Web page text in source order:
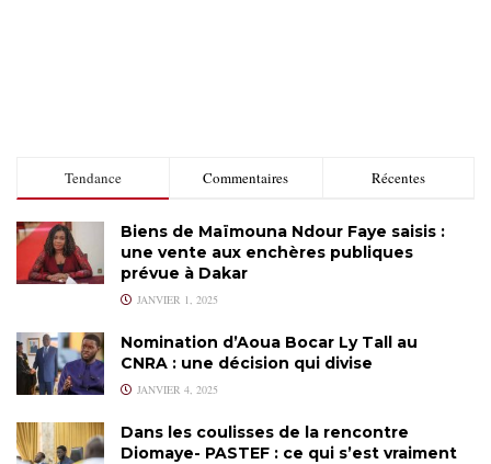
Tendance Commentaires Récentes
Biens de Maïmouna Ndour Faye saisis :
une vente aux enchères publiques
prévue à Dakar
JANVIER 1, 2025
Nomination d’Aoua Bocar Ly Tall au
CNRA : une décision qui divise
JANVIER 4, 2025
Dans les coulisses de la rencontre
Diomaye- PASTEF : ce qui s’est vraiment